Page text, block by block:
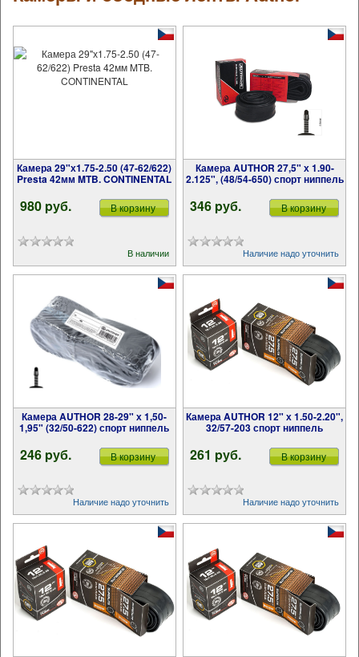
Камера 29"х1.75-2.50 (47-62/622)
Presta 42мм MTB. CONTINENTAL
980 pуб. В корзину
В наличии
Камера AUTHOR 27,5" х 1.90-
2.125", (48/54-650) спорт ниппель
346 pуб. В корзину
Наличие надо уточнить
Камера AUTHOR 28-29" х 1,50-
1,95" (32/50-622) спорт ниппель
246 pуб. В корзину
Наличие надо уточнить
Камера AUTHOR 12" х 1.50-2.20",
32/57-203 спорт ниппель
261 pуб. В корзину
Наличие надо уточнить